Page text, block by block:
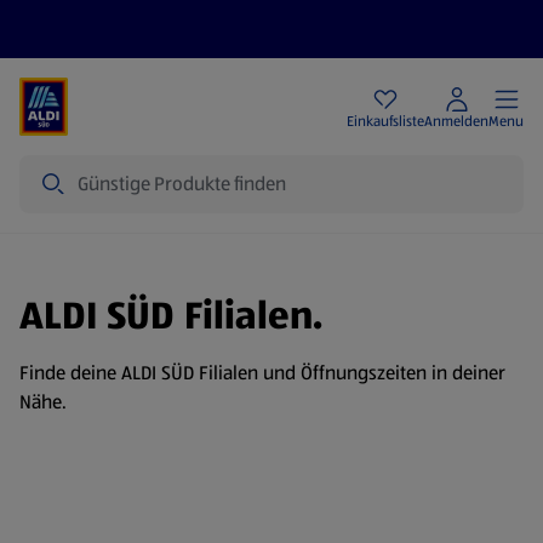
EinkaufslisteAnmeldenMenu
ALDI SÜD Filialen.
Finde deine ALDI SÜD Filialen und Öffnungszeiten in deiner
Nähe.